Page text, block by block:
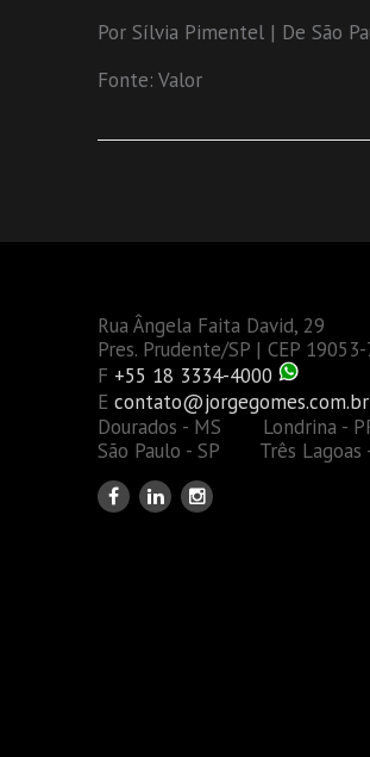
Por Sílvia Pimentel | De São
Fonte: Valor
Rua Ângela Faita David, 29
Pres. Prudente/SP | CEP
F +55 18 3334-4000
E contato@jorgegomes.com.br
Dourados - MS Londrina -
São Paulo - SP Três Lagoas